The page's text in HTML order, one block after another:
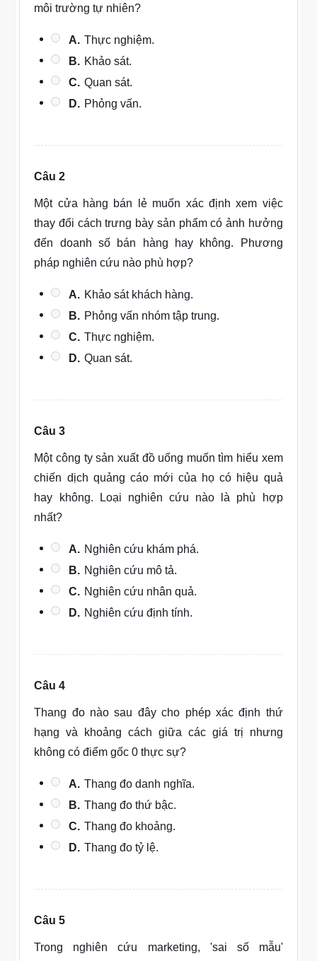
môi trường tự nhiên?
A. Thực nghiệm.
B. Khảo sát.
C. Quan sát.
D. Phỏng vấn.
Câu 2
Một cửa hàng bán lẻ muốn xác định xem việc
thay đổi cách trưng bày sản phẩm có ảnh hưởng
đến doanh số bán hàng hay không. Phương
pháp nghiên cứu nào phù hợp?
A. Khảo sát khách hàng.
B. Phỏng vấn nhóm tập trung.
C. Thực nghiệm.
D. Quan sát.
Câu 3
Một công ty sản xuất đồ uống muốn tìm hiểu xem
chiến dịch quảng cáo mới của họ có hiệu quả
hay không. Loại nghiên cứu nào là phù hợp
nhất?
A. Nghiên cứu khám phá.
B. Nghiên cứu mô tả.
C. Nghiên cứu nhân quả.
D. Nghiên cứu định tính.
Câu 4
Thang đo nào sau đây cho phép xác định thứ
hạng và khoảng cách giữa các giá trị nhưng
không có điểm gốc 0 thực sự?
A. Thang đo danh nghĩa.
B. Thang đo thứ bậc.
C. Thang đo khoảng.
D. Thang đo tỷ lệ.
Câu 5
Trong nghiên cứu marketing, 'sai số mẫu'